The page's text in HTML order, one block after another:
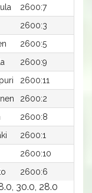
2600:7
2600:3
2600:5
2600:9
2600:11
2600:2
2600:8
2600:1
2600:10
2600:6
30.0, 28.0